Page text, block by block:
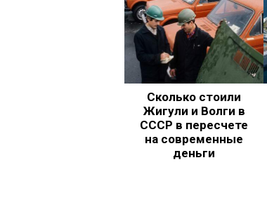
Сколько стоили
Жигули и Волги в
СССР в пересчете
на современные
деньги